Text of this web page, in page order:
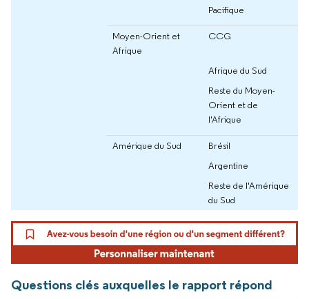
Pacifique
Moyen-Orient et
Afrique
CCG
Afrique du Sud
Reste du Moyen-
Orient et de
l'Afrique
Amérique du Sud
Brésil
Argentine
Reste de l'Amérique
du Sud
Questions clés auxquelles le rapport répond